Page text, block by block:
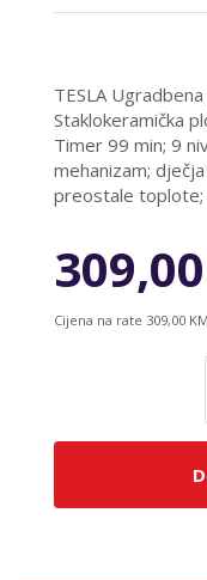
TESLA
Staklokeramička
Timer 99 min; 9
mehanizam;
preostale toplote;
Cijena na rate 309,00